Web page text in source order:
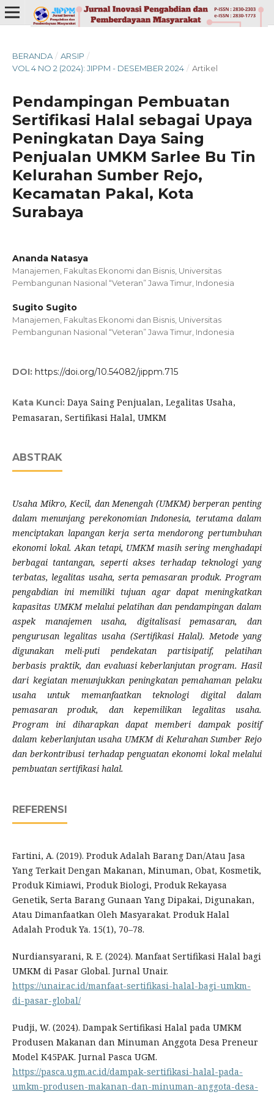
BERANDA / ARSIP /
VOL 4 NO 2 (2024): JIPPM - DESEMBER 2024 / Artikel
Pendampingan Pembuatan
Sertifikasi Halal sebagai Upaya
Peningkatan Daya Saing
Penjualan UMKM Sarlee Bu Tin
Kelurahan Sumber Rejo,
Kecamatan Pakal, Kota
Surabaya
Ananda Natasya
Manajemen, Fakultas Ekonomi dan Bisnis, Universitas
Pembangunan Nasional “Veteran” Jawa Timur, Indonesia
Sugito Sugito
Manajemen, Fakultas Ekonomi dan Bisnis, Universitas
Pembangunan Nasional “Veteran” Jawa Timur, Indonesia
DOI: https://doi.org/10.54082/jippm.715
Kata Kunci: Daya Saing Penjualan, Legalitas Usaha,
Pemasaran, Sertifikasi Halal, UMKM
ABSTRAK
Usaha Mikro, Kecil, dan Menengah (UMKM) berperan penting
dalam menunjang perekonomian Indonesia, terutama dalam
menciptakan lapangan kerja serta mendorong pertumbuhan
ekonomi lokal. Akan tetapi, UMKM masih sering menghadapi
berbagai tantangan, seperti akses terhadap teknologi yang
terbatas, legalitas usaha, serta pemasaran produk. Program
pengabdian ini memiliki tujuan agar dapat meningkatkan
kapasitas UMKM melalui pelatihan dan pendampingan dalam
aspek manajemen usaha, digitalisasi pemasaran, dan
pengurusan legalitas usaha (Sertifikasi Halal). Metode yang
digunakan meli-puti pendekatan partisipatif, pelatihan
berbasis praktik, dan evaluasi keberlanjutan program. Hasil
dari kegiatan menunjukkan peningkatan pemahaman pelaku
usaha untuk memanfaatkan teknologi digital dalam
pemasaran produk, dan kepemilikan legalitas usaha.
Program ini diharapkan dapat memberi dampak positif
dalam keberlanjutan usaha UMKM di Kelurahan Sumber Rejo
dan berkontribusi terhadap penguatan ekonomi lokal melalui
pembuatan sertifikasi halal.
REFERENSI
Fartini, A. (2019). Produk Adalah Barang Dan/Atau Jasa
Yang Terkait Dengan Makanan, Minuman, Obat, Kosmetik,
Produk Kimiawi, Produk Biologi, Produk Rekayasa
Genetik, Serta Barang Gunaan Yang Dipakai, Digunakan,
Atau Dimanfaatkan Oleh Masyarakat. Produk Halal
Adalah Produk Ya. 15(1), 70–78.
Nurdiansyarani, R. E. (2024). Manfaat Sertifikasi Halal bagi
UMKM di Pasar Global. Jurnal Unair.
https://unair.ac.id/manfaat-sertifikasi-halal-bagi-umkm-
di-pasar-global/
Pudji, W. (2024). Dampak Sertifikasi Halal pada UMKM
Produsen Makanan dan Minuman Anggota Desa Preneur
Model K45PAK. Jurnal Pasca UGM.
https://pasca.ugm.ac.id/dampak-sertifikasi-halal-pada-
umkm-produsen-makanan-dan-minuman-anggota-desa-